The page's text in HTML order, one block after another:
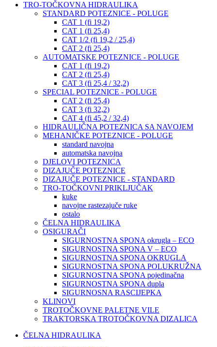
TRO-TOČKOVNA HIDRAULIKA
STANDARD POTEZNICE - POLUGE
CAT 1 (fi 19,2)
CAT 1 (fi 25,4)
CAT 1/2 (fi 19,2 / 25,4)
CAT 2 (fi 25,4)
AUTOMATSKE POTEZNICE - POLUGE
CAT 1 (fi 19,2)
CAT 2 (fi 25,4)
CAT 3 (fi 25,4 / 32,2)
SPECIAL POTEZNICE - POLUGE
CAT 2 (fi 25,4)
CAT 3 (fi 32,2)
CAT 4 (fi 45,2 / 32,4)
HIDRAULIČNA POTEZNICA SA NAVOJEM
MEHANIČKE POTEZNICE - POLUGE
standard navojna
automatska navojna
DJELOVI POTEZNICA
DIZAJUČE POTEZNICE
DIZAJUČE POTEZNICE - STANDARD
TRO-TOČKOVNI PRIKLJUČAK
kuke
navojne rastezajuče ruke
ostalo
ČELNA HIDRAULIKA
OSIGURAČI
SIGURNOSTNA SPONA okrugla – ECO
SIGURNOSTNA SPONA V – ECO
SIGURNOSTNA SPONA OKRUGLA
SIGURNOSTNA SPONA POLUKRUŽNA
SIGURNOSTNA SPONA pojedinačna
SIGURNOSTNA SPONA dupla
SIGURNOSNA RASCIJEPKA
KLINOVI
TROTOČKOVNE PALETNE VILE
TRAKTORSKA TROTOČKOVNA DIZALICA
ČELNA HIDRAULIKA